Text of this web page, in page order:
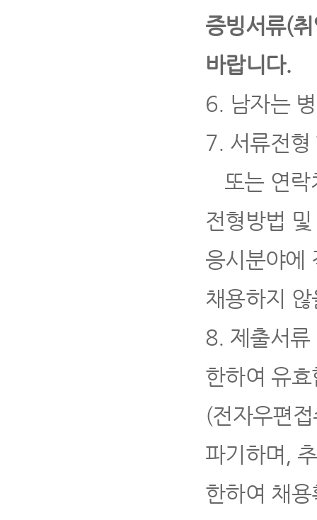
증빙서류(
바랍니다.
6. 남자는
7. 서류전
또는 연
전형방법
응시분야에
채용하지
8. 제출서
한하여 유
(전자우편
파기하며 ,
한하여 채